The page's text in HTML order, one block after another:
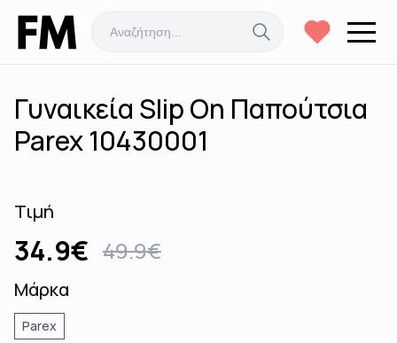
Γυναικεία Slip On Παπούτσια
Parex 10430001
Τιμή
34.9€ 49.9€
Μάρκα
Parex